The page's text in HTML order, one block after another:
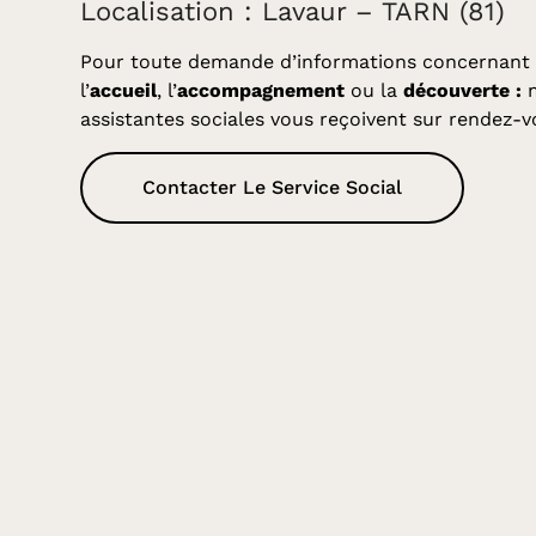
Localisation : Lavaur – TARN (81)
Pour toute demande d’informations concernant
l’accueil, l’accompagnement ou ladécouverte :
assistantes sociales vous reçoivent sur rendez-
Contacter Le Service Social